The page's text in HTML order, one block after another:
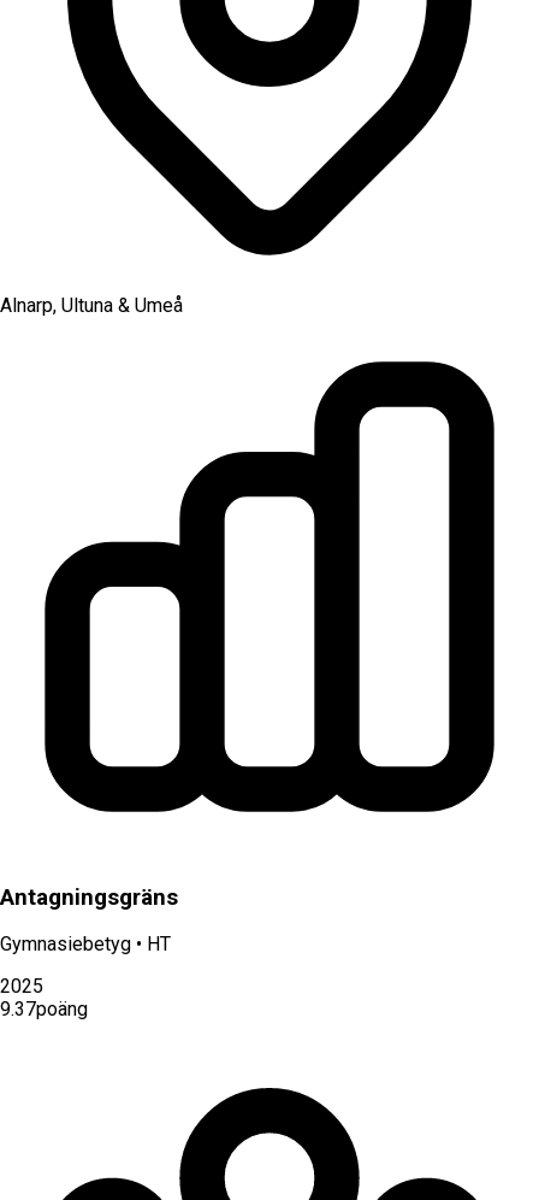
Alnarp, Ultuna & Umeå
Antagningsgräns
Gymnasiebetyg • HT
2025
9.37poäng